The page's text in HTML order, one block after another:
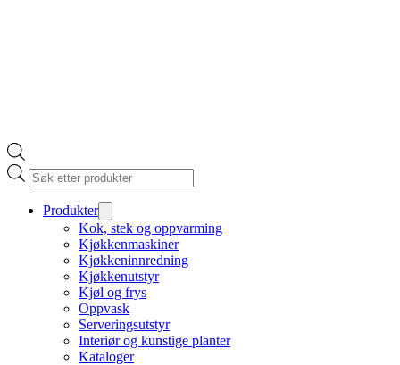
Products
search
Produkter
Kok, stek og oppvarming
Kjøkkenmaskiner
Kjøkkeninnredning
Kjøkkenutstyr
Kjøl og frys
Oppvask
Serveringsutstyr
Interiør og kunstige planter
Kataloger